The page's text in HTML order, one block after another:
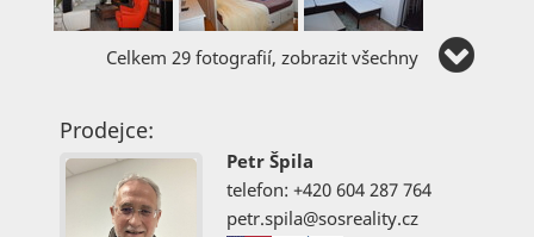
Celkem 29 fotografií, zobrazit všechny
Prodejce:
Petr Špila
telefon: +420 604 287 764
petr.spila@sosreality.cz